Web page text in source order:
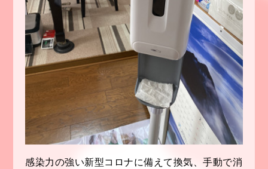
感染力の強い新型コロナに備えて換気、手動で消